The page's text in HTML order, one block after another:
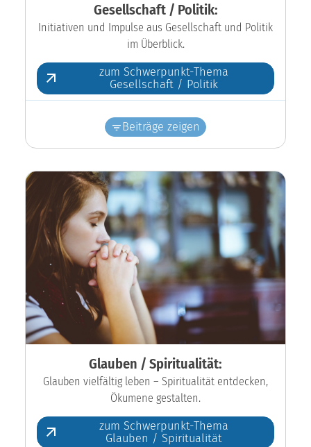
Gesellschaft / Politik:
Initiativen und Impulse aus Gesellschaft und Politik
im Überblick.
zum Schwerpunkt-Thema
Gesellschaft / Politik
Beiträge zeigen
Glauben / Spiritualität:
Glauben vielfältig leben – Spiritualität entdecken,
Ökumene gestalten.
zum Schwerpunkt-Thema
Glauben / Spiritualität